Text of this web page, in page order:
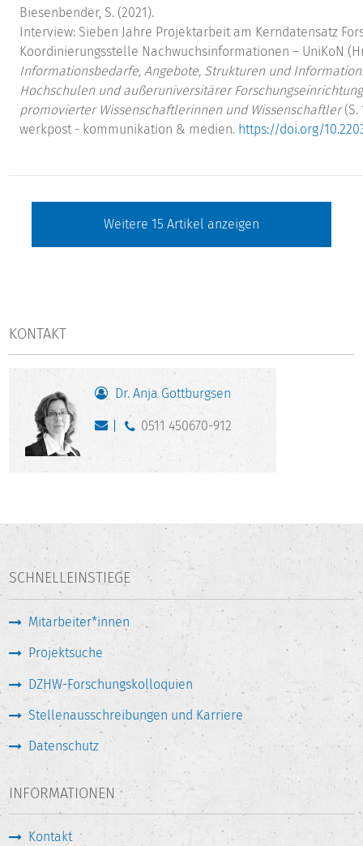
Biesenbender, S. (2021).
Interview: Sieben Jahre Projektarbeit am Kerndatensatz
Koordinierungsstelle Nachwuchsinformationen – UniKoN
Informationsbedarfe, Angebote, Strukturen und
Hochschulen und außeruniversitärer
promovierter Wissenschaftlerinnen und Wissenschaftler(S.
werkpost - kommunikation & medien. https://doi.org/
Weitere 15 Artikel anzeigen
KONTAKT
Dr. Anja Gottburgsen
0511 450670-912
SCHNELLEINSTIEGE
Mitarbeiter*innen
Projektsuche
DZHW-Forschungskolloquien
Stellenausschreibungen und Karriere
Datenschutz
INFORMATIONEN
Kontakt